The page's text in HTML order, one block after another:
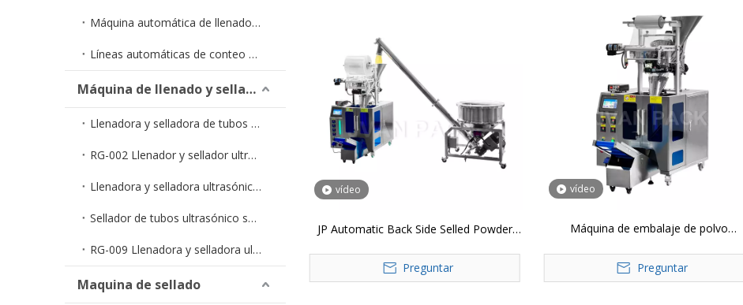
Máquina automática de llenado y tapado YTSP
Líneas automáticas de conteo de cápsulas
Máquina de llenado y sellado de tubos
Llenadora y selladora de tubos en tiras monodosis RG-005
RG-002 Llenador y sellador ultrasónico económico para tubos
Llenadora y selladora ultrasónica semiautomática de tubos RG-006
Sellador de tubos ultrasónico semiautomático RG-007
RG-009 Llenadora y selladora ultrasónica de tubos totalmente automática
Maquina de sellado
vídeo
JP Automatic Back Side Selled Powder
Preguntar
vídeo
Máquina de embalaje de polvo
Preguntar